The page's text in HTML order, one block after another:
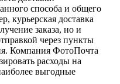
способа и общего
курьерская доставка
заказа, но и
через пункты
Компания ФотоПочта
расходы на
выгодные